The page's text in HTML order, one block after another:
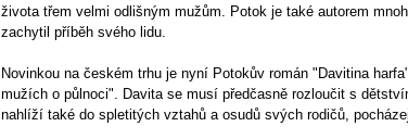
života třem velmi odlišným mužům. Potok je také autorem
zachytil příběh svého lidu.
Novinkou na českém trhu je nyní Potokův román "Davitina
mužích o půlnoci". Davita se musí předčasně rozloučit s
nahlíží také do spletitých vztahů a osudů svých rodičů,